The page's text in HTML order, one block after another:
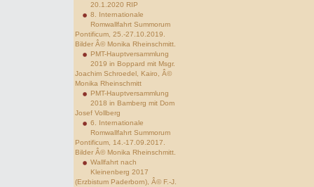
20.1.2020 RIP
8. Internationale
Romwallfahrt Summorum
Pontificum, 25.-27.10.2019.
Bilder Â© Monika Rheinschmitt.
PMT-Hauptversammlung
2019 in Boppard mit Msgr.
Joachim Schroedel, Kairo, Â©
Monika Rheinschmitt
PMT-Hauptversammlung
2018 in Bamberg mit Dom
Josef Vollberg
6. Internationale
Romwallfahrt Summorum
Pontificum, 14.-17.09.2017.
Bilder Â© Monika Rheinschmitt.
Wallfahrt nach
Kleinenberg 2017
(Erzbistum Paderborn), Â© F.-J.